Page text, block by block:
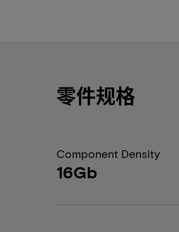
零件规格
Component Density
16Gb